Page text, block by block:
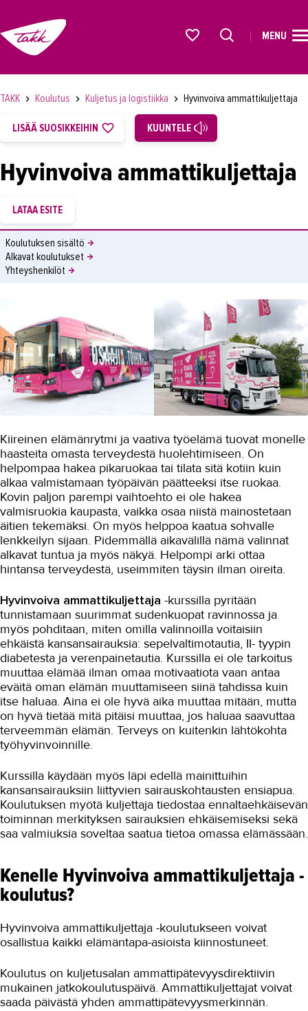
YRITYKSILLE
TAKK
AJANKOHTAISTA
OMA TAKK
YHTEYSTIEDOT
MENU
TAKK Koulutus Kuljetus ja logistiikka Hyvinvoiva ammattikuljettaja
LISÄÄ SUOSIKKEIHIN KUUNTELE
Hyvinvoiva ammattikuljettaja
Koulutuksen sisältö
Alkavat koulutukset
Yhteyshenkilöt
Kiireinen elämänrytmi ja vaativa työelämä tuovat monelle
haasteita omasta terveydestä huolehtimiseen. On
helpompaa hakea pikaruokaa tai tilata sitä kotiin kuin
alkaa valmistamaan työpäivän päätteeksi itse ruokaa.
Kovin paljon parempi vaihtoehto ei ole hakea
valmisruokia kaupasta, vaikka osaa niistä mainostetaan
äitien tekemäksi. On myös helppoa kaatua sohvalle
lenkkeilyn sijaan. Pidemmällä aikavälillä nämä valinnat
alkavat tuntua ja myös näkyä. Helpompi arki ottaa
hintansa terveydestä, useimmiten täysin ilman oireita.
Hyvinvoiva ammattikuljettaja -kurssilla pyritään
tunnistamaan suurimmat sudenkuopat ravinnossa ja
myös pohditaan, miten omilla valinnoilla voitaisiin
ehkäistä kansansairauksia: sepelvaltimotautia, II- tyypin
diabetesta ja verenpainetautia. Kurssilla ei ole tarkoitus
muuttaa elämää ilman omaa motivaatiota vaan antaa
eväitä oman elämän muuttamiseen siinä tahdissa kuin
itse haluaa. Aina ei ole hyvä aika muuttaa mitään, mutta
on hyvä tietää mitä pitäisi muuttaa, jos haluaa saavuttaa
terveemmän elämän. Terveys on kuitenkin lähtökohta
työhyvinvoinnille.
Kurssilla käydään myös läpi edellä mainittuihin
kansansairauksiin liittyvien sairauskohtausten ensiapua.
Koulutuksen myötä kuljettaja tiedostaa ennaltaehkäisevän
toiminnan merkityksen sairauksien ehkäisemiseksi sekä
saa valmiuksia soveltaa saatua tietoa omassa elämässään.
Kenelle Hyvinvoiva ammattikuljettaja -
koulutus?
Hyvinvoiva ammattikuljettaja -koulutukseen voivat
osallistua kaikki elämäntapa-asioista kiinnostuneet.
Koulutus on kuljetusalan ammattipätevyysdirektiivin
mukainen jatkokoulutuspäivä. Ammattikuljettajat voivat
saada päivästä yhden ammattipätevyysmerkinnän.